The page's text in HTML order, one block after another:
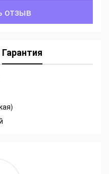
отзыв
Гарантия